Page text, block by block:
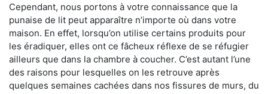
Cependant, nous portons à votre connaissance que la
punaise de lit peut apparaître n’importe où dans votre
maison. En effet, lorsqu’on utilise certains produits pour
les éradiquer, elles ont ce fâcheux réflexe de se réfugier
ailleurs que dans la chambre à coucher. C’est autant l’une
des raisons pour lesquelles on les retrouve après
quelques semaines cachées dans nos fissures de murs, du